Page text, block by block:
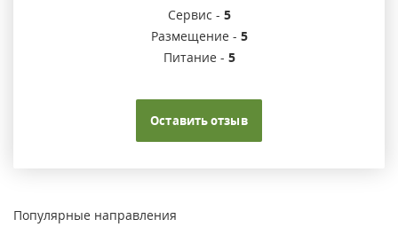
Сервис - 5
Размещение - 5
Питание - 5
Оставить отзыв
Популярные направления